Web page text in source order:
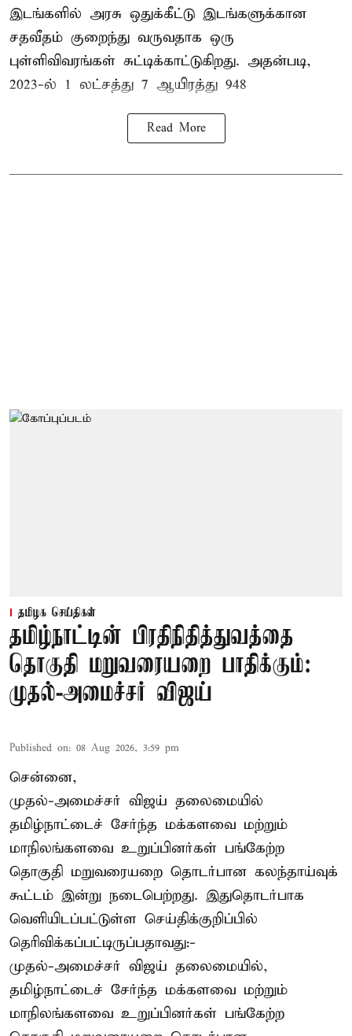
இடங்களில் அரசு ஒதுக்கீட்டு இடங்களுக்கான
சதவீதம் குறைந்து வருவதாக ஒரு
புள்ளிவிவரங்கள் சுட்டிக்காட்டுகிறது. அதன்படி,
2023-ல் 1 லட்சத்து 7 ஆயிரத்து 948
Read More
தமிழக செய்திகள்
தமிழ்நாட்டின் பிரதிநிதித்துவத்தை
தொகுதி மறுவரையறை பாதிக்கும்:
முதல்-அமைச்சர் விஜய்
Published on: 08 Aug 2026, 3:59 pm
சென்னை,
முதல்-அமைச்சர் விஜய் தலைமையில்
தமிழ்நாட்டைச் சேர்ந்த மக்களவை மற்றும்
மாநிலங்களவை உறுப்பினர்கள் பங்கேற்ற
தொகுதி மறுவரையறை தொடர்பான கலந்தாய்வுக்
கூட்டம் இன்று நடைபெற்றது. இதுதொடர்பாக
வெளியிடப்பட்டுள்ள செய்திக்குறிப்பில்
தெரிவிக்கப்பட்டிருப்பதாவது:-
முதல்-அமைச்சர் விஜய் தலைமையில்,
தமிழ்நாட்டைச் சேர்ந்த மக்களவை மற்றும்
மாநிலங்களவை உறுப்பினர்கள் பங்கேற்ற